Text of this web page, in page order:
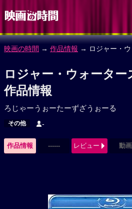
映画の時間 → 作品情報 → ロジャー・ウ
ロジャー・ウォータ
作品情報
ろじゃーうぉーたーずざうぉーる
その他 -
作品情報 ------ レビュー 動